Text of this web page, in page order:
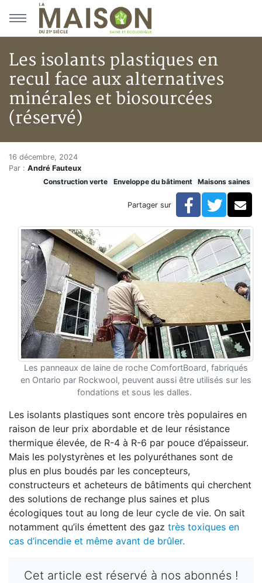
Aller au menu principal
Aller au contenu principal
Les isolants plastiques en
recul face aux alternatives
minérales et biosourcées
(réservé)
Accueil
Articles
Maisons saines
Hypersensibilités environnementales
Les isolants plastiques en recul face aux
Les isolants plastiques en
16 décembre, 2024
Par : André Fauteux
Construction verte
Enveloppe du bâtiment Maisons saines
Partager sur Facebook
Les panneaux de laine de roche ComfortBoard, fabriqués
en Ontario par Rockwool, peuvent aussi être utilisés sur les
fondations et sous les dalles.
Les isolants plastiques sont encore très populaires en
raison de leur prix abordable et de leur résistance
thermique élevée, de R-4 à R-6 par pouce d’épaisseur.
Mais les polystyrènes et les polyuréthanes sont de
plus en plus boudés par les concepteurs,
constructeurs et acheteurs de bâtiments qui cherchent
des solutions de rechange plus saines et plus
écologiques tout au long de leur cycle de vie. On sait
notamment qu’ils émettent des gaz très toxiques en
cas d’incendie et même avant de brûler.
Cet article est réservé à nos abonnés !